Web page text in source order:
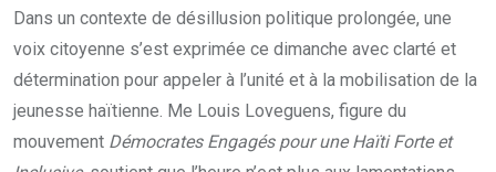
Dans un contexte de désillusion politique prolongée, une
voix citoyenne s’est exprimée ce dimanche avec clarté et
détermination pour appeler à l’unité et à la mobilisation de la
jeunesse haïtienne. Me Louis Loveguens, figure du
mouvement Démocrates Engagés pour une Haïti Forte et